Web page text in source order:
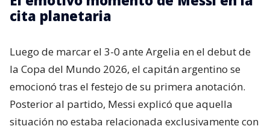
cita planetaria
Luego de marcar el 3-0 ante Argelia en el debut de
la Copa del Mundo 2026, el capitán argentino se
emocionó tras el festejo de su primera anotación.
Posterior al partido, Messi explicó que aquella
situación no estaba relacionada exclusivamente con